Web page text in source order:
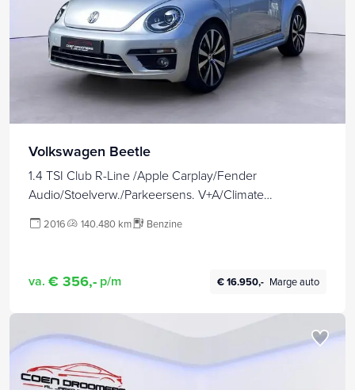
Volkswagen Beetle
1.4 TSI Club R-Line /Apple Carplay/Fender
Audio/Stoelverw./Parkeersens. V+A/Climate
2016 140.480 km Benzine
va. € 356,- p/m € 16.950,- Marge auto